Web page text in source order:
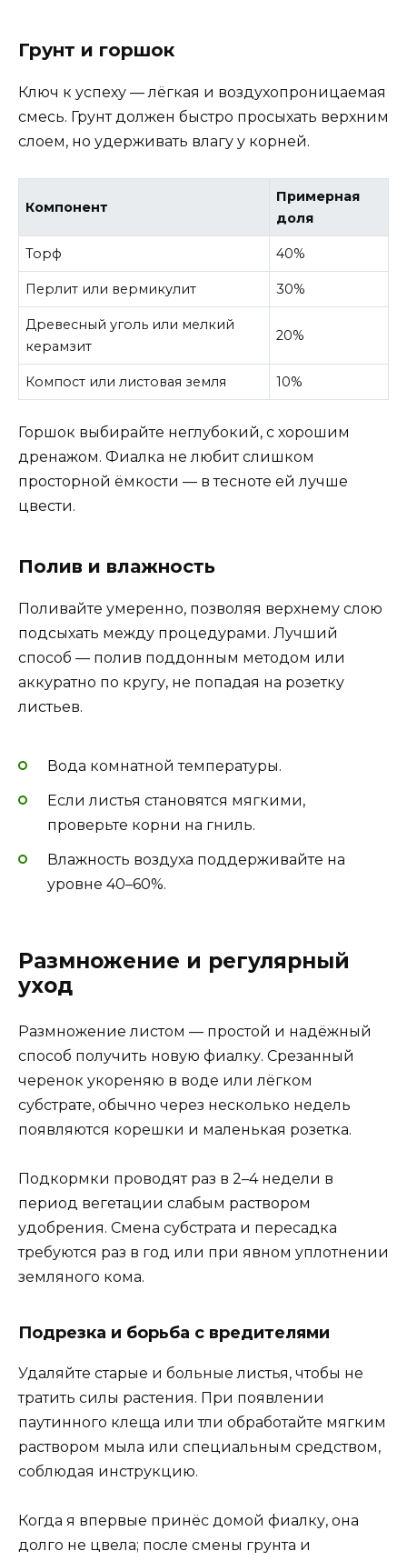
Грунт и горшок
Ключ к успеху — лёгкая и воздухопроницаемая
смесь. Грунт должен быстро просыхать верхним
слоем, но удерживать влагу у корней.
Компонент
Примерная
доля
Торф 40%
Перлит или вермикулит 30%
Древесный уголь или мелкий
керамзит
20%
Компост или листовая земля 10%
Горшок выбирайте неглубокий, с хорошим
дренажом. Фиалка не любит слишком
просторной ёмкости — в тесноте ей лучше
цвести.
Полив и влажность
Поливайте умеренно, позволяя верхнему слою
подсыхать между процедурами. Лучший
способ — полив поддонным методом или
аккуратно по кругу, не попадая на розетку
листьев.
Вода комнатной температуры.
Если листья становятся мягкими,
проверьте корни на гниль.
Влажность воздуха поддерживайте на
уровне 40–60%.
Размножение и регулярный
уход
Размножение листом — простой и надёжный
способ получить новую фиалку. Срезанный
черенок укореняю в воде или лёгком
субстрате, обычно через несколько недель
появляются корешки и маленькая розетка.
Подкормки проводят раз в 2–4 недели в
период вегетации слабым раствором
удобрения. Смена субстрата и пересадка
требуются раз в год или при явном уплотнении
земляного кома.
Подрезка и борьба с вредителями
Удаляйте старые и больные листья, чтобы не
тратить силы растения. При появлении
паутинного клеща или тли обработайте мягким
раствором мыла или специальным средством,
соблюдая инструкцию.
Когда я впервые принёс домой фиалку, она
долго не цвела; после смены грунта и